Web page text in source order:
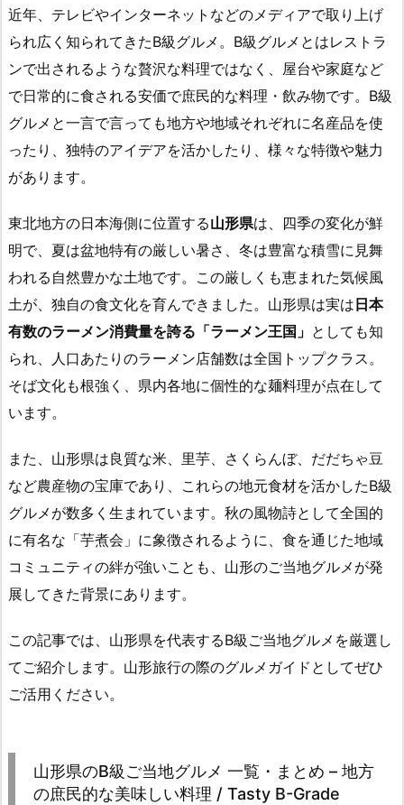
近年、テレビやインターネットなどのメディアで取り上げ
られ広く知られてきたB級グルメ。B級グルメとはレストラ
ンで出されるような贅沢な料理ではなく、屋台や家庭など
で日常的に食される安価で庶民的な料理・飲み物です。B級
グルメと一言で言っても地方や地域それぞれに名産品を使
ったり、独特のアイデアを活かしたり、様々な特徴や魅力
があります。
東北地方の日本海側に位置する山形県は、四季の変化が鮮
明で、夏は盆地特有の厳しい暑さ、冬は豊富な積雪に見舞
われる自然豊かな土地です。この厳しくも恵まれた気候風
土が、独自の食文化を育んできました。山形県は実は 日本
有数のラーメン消費量を誇る「ラーメン王国」 としても知
られ、人口あたりのラーメン店舗数は全国トップクラス。
そば文化も根強く、県内各地に個性的な麺料理が点在して
います。
また、山形県は良質な米、里芋、さくらんぼ、だだちゃ豆
など農産物の宝庫であり、これらの地元食材を活かしたB級
グルメが数多く生まれています。秋の風物詩として全国的
に有名な「芋煮会」に象徴されるように、食を通じた地域
コミュニティの絆が強いことも、山形のご当地グルメが発
展してきた背景にあります。
この記事では、山形県を代表するB級ご当地グルメを厳選し
てご紹介します。山形旅行の際のグルメガイドとしてぜひ
ご活用ください。
山形県のB級ご当地グルメ 一覧・まとめ – 地方
の庶民的な美味しい料理 / Tasty B-Grade